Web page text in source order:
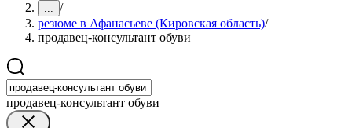
... /
резюме в Афанасьеве (Кировская область)/
продавец-консультант обуви
продавец-консультант обуви